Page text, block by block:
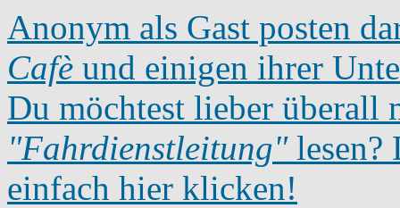
Anonym als Gast posten
Cafè und einigen ihrer
Du möchtest lieber überall
"Fahrdienstleitung"lesen?
einfach hier klicken!